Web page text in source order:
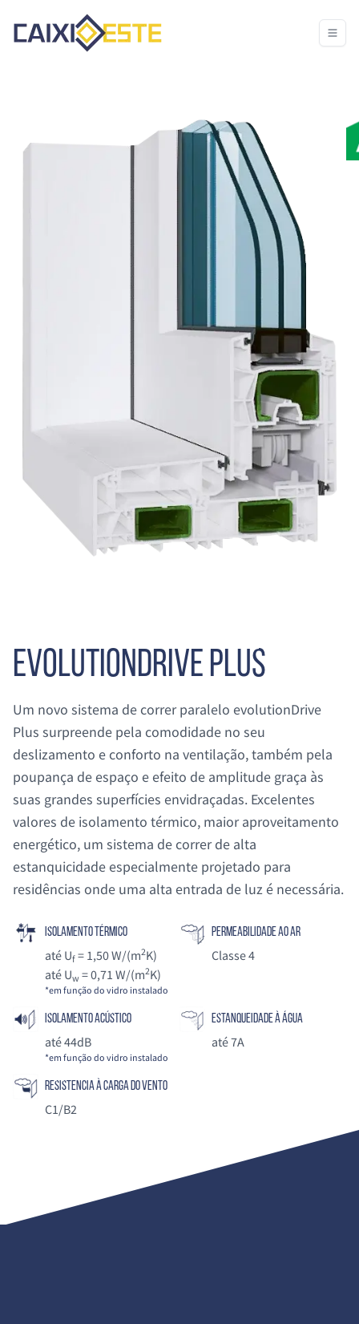
EVOLUTIONDRIVE PLUS
Um novo sistema de correr paralelo evolutionDrive
Plus surpreende pela comodidade no seu
deslizamento e conforto na ventilação, também pela
poupança de espaço e efeito de amplitude graça às
suas grandes superfícies envidraçadas. Excelentes
valores de isolamento térmico, maior aproveitamento
energético, um sistema de correr de alta
estanquicidade especialmente projetado para
residências onde uma alta entrada de luz é necessária.
Isolamento Térmico
até Uf = 1,50 W/(m2K)
até Uw = 0,71 W/(m2K)
*em função do vidro instalado
Permeabilidade ao ar
Classe 4
Isolamento Acústico
até 44dB
*em função do vidro instalado
Estanqueidade à água
até 7A
Resistencia à carga do vento
C1/B2